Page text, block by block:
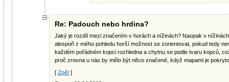
Re: Padouch nebo hrdina?
Jaký je rozdíl mezi značením v horách a nížinách? Naopak v
alespoň z mého pohledu horší možnost se zorientovat, pokud tedy
každém pořádném kopci rozhledna a chytnu se podle tvaru kopců,
proč zrovna u nás by mělo být něco značené, když mapami je
[ Zpět ]